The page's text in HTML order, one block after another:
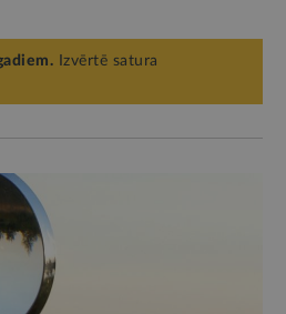
Izvērtē satura